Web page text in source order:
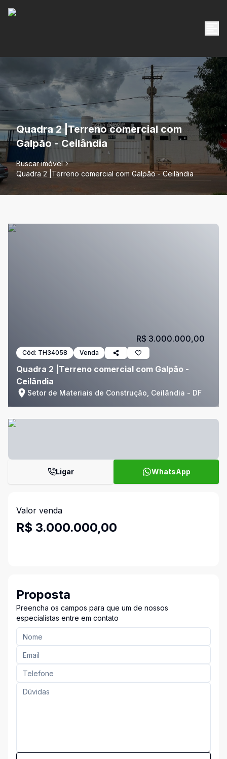
Quadra 2 |Terreno comercial com
Galpão - Ceilândia
Buscar imóvel
Quadra 2 |Terreno comercial com Galpão - Ceilândia
Cód: TH34058 Venda
Quadra 2 |Terreno comercial com Galpão -
Ceilândia
Setor de Materiais de Construção, Ceilândia - DF
R$ 3.000.000,00
Ligar WhatsApp
Valor venda
R$ 3.000.000,00
Proposta
Preencha os campos para que um de nossos
especialistas entre em contato